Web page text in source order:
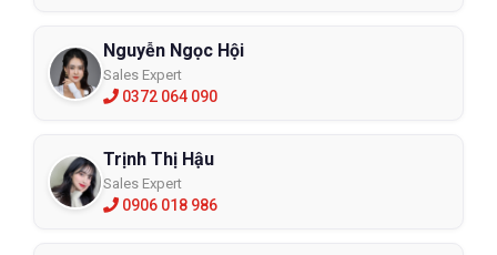
Nguyễn Ngọc Hội
Sales Expert
0372 064 090
Trịnh Thị Hậu
Sales Expert
0906 018 986